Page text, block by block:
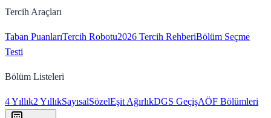
Tercih Araçları
Taban PuanlarıTercih Robotu2026 Tercih RehberiBölüm Seçme
Testi
Bölüm Listeleri
4 Yıllık2 YıllıkSayısalSözelEşit AğırlıkDGS GeçişAÖF Bölümleri